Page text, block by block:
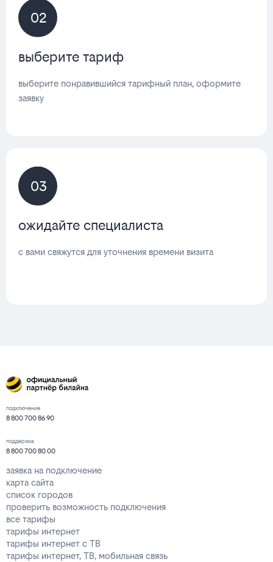
02
выберите тариф
выберите понравившийся тарифный план, оформите
заявку
03
ожидайте специалиста
с вами свяжутся для уточнения времени визита
подключение
8 800 700 86 90
поддержка
8 800 700 80 00
заявка на подключение
карта сайта
список городов
проверить возможность подключения
все тарифы
тарифы интернет
тарифы интернет с ТВ
тарифы интернет, ТВ, мобильная связь